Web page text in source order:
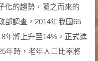
化的趨勢，隨之而來的
部調查，2014年我國65
年將上升至14%，正式進
年時，老年人口比率將